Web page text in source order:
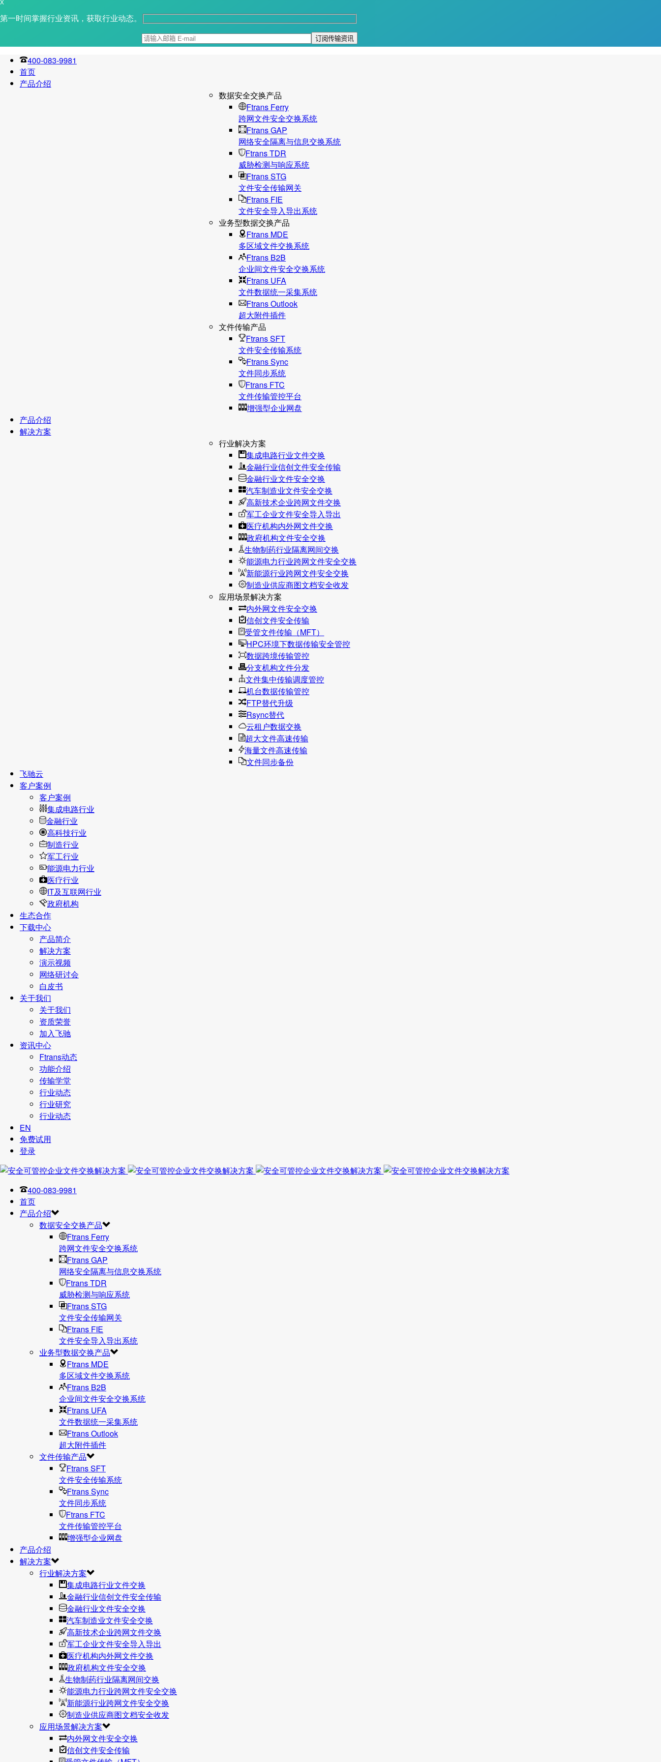
X
第一时间掌握行业资讯，获取行业动态。
400-083-9981
首页
产品介绍
数据安全交换产品
Ftrans Ferry
跨网文件安全交换系统
Ftrans GAP
网络安全隔离与信息交换系统
Ftrans TDR
威胁检测与响应系统
Ftrans STG
文件安全传输网关
Ftrans FIE
文件安全导入导出系统
业务型数据交换产品
Ftrans MDE
多区域文件交换系统
Ftrans B2B
企业间文件安全交换系统
Ftrans UFA
文件数据统⼀采集系统
Ftrans Outlook
超大附件插件
文件传输产品
Ftrans SFT
文件安全传输系统
Ftrans Sync
文件同步系统
Ftrans FTC
文件传输管控平台
增强型企业网盘
产品介绍
解决方案
行业解决方案
集成电路行业文件交换
金融行业信创文件安全传输
金融行业文件安全交换
汽车制造业文件安全交换
高新技术企业跨网文件交换
军工企业文件安全导入导出
医疗机构内外网文件交换
政府机构文件安全交换
生物制药行业隔离网间交换
能源电力行业跨网文件安全交换
新能源行业跨网文件安全交换
制造业供应商图文档安全收发
应用场景解决方案
内外网文件安全交换
信创文件安全传输
受管文件传输（MFT）
HPC环境下数据传输安全管控
数据跨境传输管控
分支机构文件分发
文件集中传输调度管控
机台数据传输管控
FTP替代升级
Rsync替代
云租户数据交换
超大文件高速传输
海量文件高速传输
文件同步备份
飞驰云
客户案例
客户案例
集成电路行业
金融行业
高科技行业
制造行业
军工行业
能源电力行业
医疗行业
IT及互联网行业
政府机构
生态合作
下载中心
产品简介
解决方案
演示视频
网络研讨会
白皮书
关于我们
关于我们
资质荣誉
加入飞驰
资讯中心
Ftrans动态
功能介绍
传输学堂
行业动态
行业研究
行业动态
EN
免费试用
登录
400-083-9981
首页
产品介绍
数据安全交换产品
Ftrans Ferry
跨网文件安全交换系统
Ftrans GAP
网络安全隔离与信息交换系统
Ftrans TDR
威胁检测与响应系统
Ftrans STG
文件安全传输网关
Ftrans FIE
文件安全导入导出系统
业务型数据交换产品
Ftrans MDE
多区域文件交换系统
Ftrans B2B
企业间文件安全交换系统
Ftrans UFA
文件数据统⼀采集系统
Ftrans Outlook
超大附件插件
文件传输产品
Ftrans SFT
文件安全传输系统
Ftrans Sync
文件同步系统
Ftrans FTC
文件传输管控平台
增强型企业网盘
产品介绍
解决方案
行业解决方案
集成电路行业文件交换
金融行业信创文件安全传输
金融行业文件安全交换
汽车制造业文件安全交换
高新技术企业跨网文件交换
军工企业文件安全导入导出
医疗机构内外网文件交换
政府机构文件安全交换
生物制药行业隔离网间交换
能源电力行业跨网文件安全交换
新能源行业跨网文件安全交换
制造业供应商图文档安全收发
应用场景解决方案
内外网文件安全交换
信创文件安全传输